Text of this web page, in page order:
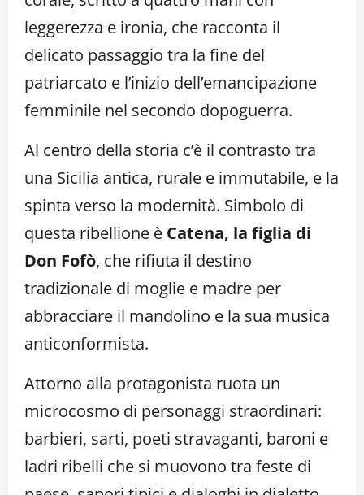
leggerezza e ironia, che racconta il
delicato passaggio tra la fine del
patriarcato e l’inizio dell’emancipazione
femminile nel secondo dopoguerra.
Al centro della storia c’è il contrasto tra
una Sicilia antica, rurale e immutabile, e la
spinta verso la modernità. Simbolo di
questa ribellione è Catena, la figlia di
Don Fofò, che rifiuta il destino
tradizionale di moglie e madre per
abbracciare il mandolino e la sua musica
anticonformista.
Attorno alla protagonista ruota un
microcosmo di personaggi straordinari:
barbieri, sarti, poeti stravaganti, baroni e
ladri ribelli che si muovono tra feste di